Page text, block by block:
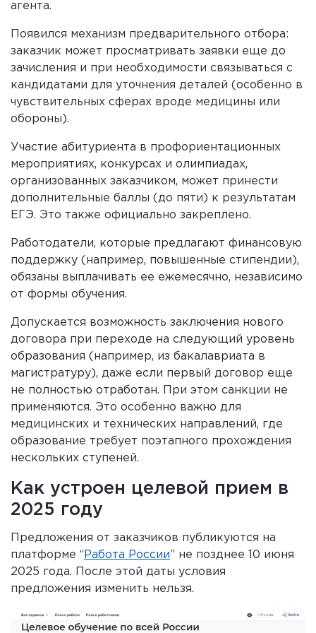
агента.
Появился механизм предварительного отбора:
заказчик может просматривать заявки еще до
зачисления и при необходимости связываться с
кандидатами для уточнения деталей (особенно в
чувствительных сферах вроде медицины или
обороны).
Участие абитуриента в профориентационных
мероприятиях, конкурсах и олимпиадах,
организованных заказчиком, может принести
дополнительные баллы (до пяти) к результатам
ЕГЭ. Это также официально закреплено.
Работодатели, которые предлагают финансовую
поддержку (например, повышенные стипендии),
обязаны выплачивать ее ежемесячно, независимо
от формы обучения.
Допускается возможность заключения нового
договора при переходе на следующий уровень
образования (например, из бакалавриата в
магистратуру), даже если первый договор еще
не полностью отработан. При этом санкции не
применяются. Это особенно важно для
медицинских и технических направлений, где
образование требует поэтапного прохождения
нескольких ступеней.
Как устроен целевой прием в
2025 году
Предложения от заказчиков публикуются на
платформе “ Работа России” не позднее 10 июня
2025 года. После этой даты условия
предложения изменить нельзя.